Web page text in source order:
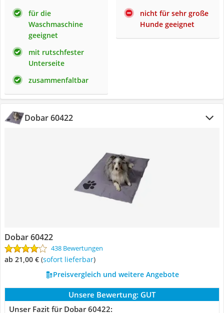
für die
Waschmaschine
geeignet
mit rutschfester
Unterseite
zusammenfaltbar
nicht für sehr große
Hunde geeignet
Dobar 60422
Dobar 60422
438 Bewertungen
ab 21,00 € ( Sofort lieferbar)
Preisvergleich und weitere Angebote
Unsere Bewertung: GUT
Unser Fazit für Dobar 60422: